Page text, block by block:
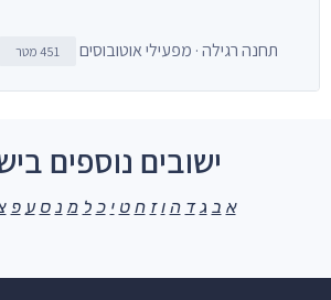
תחנה רגילה · מפעילי אוטובוסים 451 מטר
ישובים נוספים
א ב ג ד ה ו ז ח ט י כ ל מ נ ס ע פ